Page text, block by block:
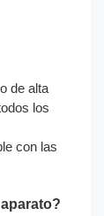
de alta
los
con las